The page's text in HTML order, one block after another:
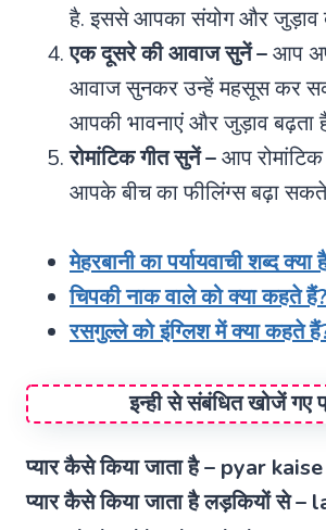
है. इससे आपका संयोग और जुड़ाव
एक दूसरे की आवाज सुनें –आप
आवाज सुनकर उन्हें महसूस कर
आपकी भावनाएं और जुड़ाव बढ़ता
रोमांटिक गीत सुनें –आप
आपके बीच का फीलिंग्स बढ़ा
मेहरबानी का पर्यायवाची शब्द क्या
चिपकी नाक वाले को क्या कहते हैं?
रसगुल्ले को इंग्लिश में क्या कहते
इन्ही से संबंधित खोजें गए
प्यार कैसे किया जाता है – pyar
प्यार कैसे किया जाता है लड़कियों से